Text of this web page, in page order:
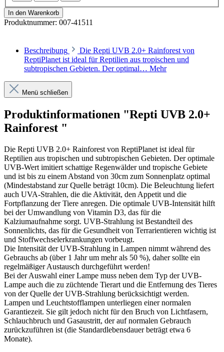
In den Warenkorb
Produktnummer: 007-41511
Beschreibung
Die Repti UVB 2.0+ Rainforest von
ReptiPlanet ist ideal für Reptilien aus tropischen und
subtropischen Gebieten. Der optimal… Mehr
Menü schließen
Produktinformationen "Repti UVB 2.0+
Rainforest "
Die Repti UVB 2.0+ Rainforest von ReptiPlanet ist ideal für
Reptilien aus tropischen und subtropischen Gebieten. Der optimale
UVB-Wert imitiert schattige Regenwälder und tropische Gebiete
und ist bis zu einem Abstand von 30cm zum Sonnenplatz optimal
(Mindestabstand zur Quelle beträgt 10cm). Die Beleuchtung liefert
auch UVA-Strahlen, die die Aktivität, den Appetit und die
Fortpflanzung der Tiere anregen. Die optimale UVB-Intensität hilft
bei der Umwandlung von Vitamin D3, das für die
Kalziumaufnahme sorgt. UVB-Strahlung ist Bestandteil des
Sonnenlichts, das für die Gesundheit von Terrarientieren wichtig ist
und Stoffwechselerkrankungen vorbeugt.
Die Intensität der UVB-Strahlung in Lampen nimmt während des
Gebrauchs ab (über 1 Jahr um mehr als 50 %), daher sollte ein
regelmäßiger Austausch durchgeführt werden!
Bei der Auswahl einer Lampe muss neben dem Typ der UVB-
Lampe auch die zu züchtende Tierart und die Entfernung des Tieres
von der Quelle der UVB-Strahlung berücksichtigt werden.
Lampen und Leuchtstofflampen unterliegen einer normalen
Garantiezeit. Sie gilt jedoch nicht für den Bruch von Lichtfasern,
Schlauchbruch und Gasaustritt, der auf normalen Gebrauch
zurückzuführen ist (die Standardlebensdauer beträgt etwa 6
Monate).